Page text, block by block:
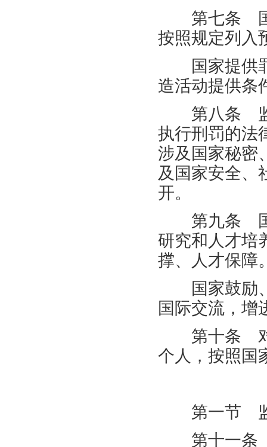
第七条 国
按照规定列入
国家提供罪
造活动提供条
第八条 监
执行刑罚的法
涉及国家秘密
及国家安全、
开。
第九条 国
研究和人才培
撑、人才保障
国家鼓励、
国际交流，增
第十条 对
个人，按照国
第一节 监
第十一条